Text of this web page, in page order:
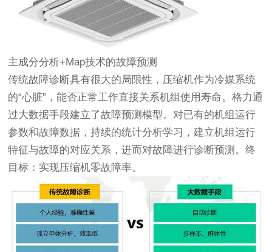
主成分分析+Map技术的故障预测
传统故障诊断具有很大的局限性，压缩机作为冷媒系统
的“心脏”，能否正常工作直接关系机组使用寿命。格力通
过大数据手段建立了故障预测模型。对已有的机组运行
参数和故障数据，持续的统计分析学习，建立机组运行
特征与故障的对应关系，进而对故障进行诊断预测。终
目标：实现压缩机零故障率。